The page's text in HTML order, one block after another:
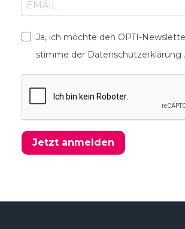
Ja, ich möchte den OPTI-
stimme der Datenschutzerklärung
Jetzt anmelden